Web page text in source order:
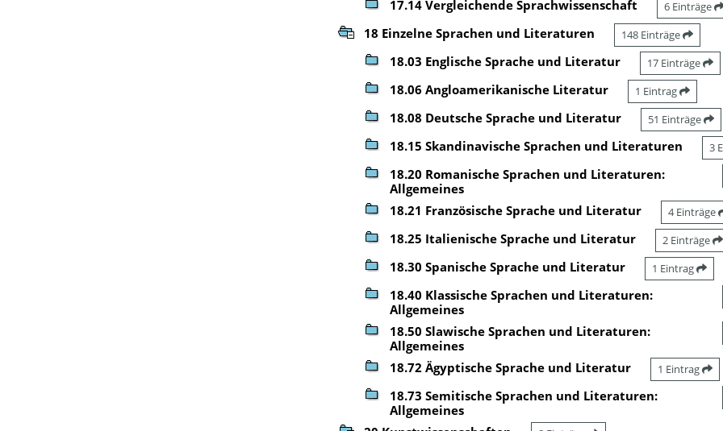
17.14 Vergleichende Sprachwissenschaft 6 Einträge
18 Einzelne Sprachen und Literaturen 148 Einträge
18.03 Englische Sprache und Literatur 17 Einträge
18.06 Angloamerikanische Literatur 1 Eintrag
18.08 Deutsche Sprache und Literatur 51 Einträge
18.15 Skandinavische Sprachen und Literaturen 3
18.20 Romanische Sprachen und Literaturen:
Allgemeines
18.21 Französische Sprache und Literatur 4 Einträge
18.25 Italienische Sprache und Literatur 2 Einträge
18.30 Spanische Sprache und Literatur 1 Eintrag
18.40 Klassische Sprachen und Literaturen:
Allgemeines
18.50 Slawische Sprachen und Literaturen:
Allgemeines
18.72 Ägyptische Sprache und Literatur 1 Eintrag
18.73 Semitische Sprachen und Literaturen:
Allgemeines